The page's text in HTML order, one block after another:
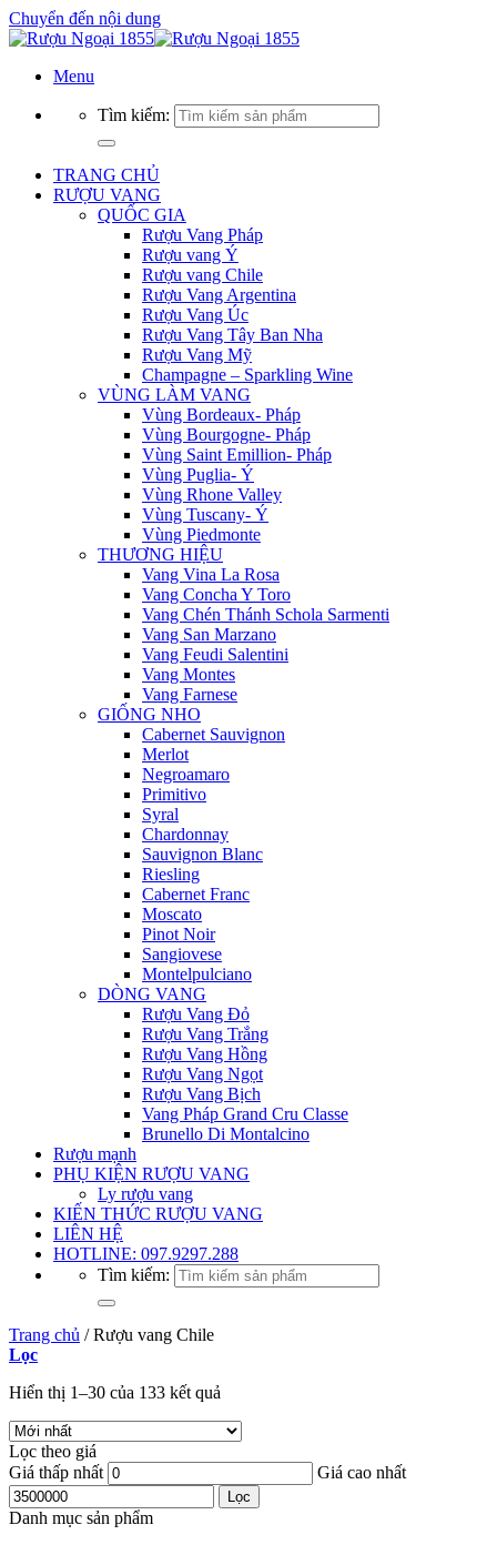
Chuyển đến nội dung
Menu
Tìm kiếm:
TRANG CHỦ
RƯỢU VANG
QUỐC GIA
Rượu Vang Pháp
Rượu vang Ý
Rượu vang Chile
Rượu Vang Argentina
Rượu Vang Úc
Rượu Vang Tây Ban Nha
Rượu Vang Mỹ
Champagne – Sparkling Wine
VÙNG LÀM VANG
Vùng Bordeaux- Pháp
Vùng Bourgogne- Pháp
Vùng Saint Emillion- Pháp
Vùng Puglia- Ý
Vùng Rhone Valley
Vùng Tuscany- Ý
Vùng Piedmonte
THƯƠNG HIỆU
Vang Vina La Rosa
Vang Concha Y Toro
Vang Chén Thánh Schola Sarmenti
Vang San Marzano
Vang Feudi Salentini
Vang Montes
Vang Farnese
GIỐNG NHO
Cabernet Sauvignon
Merlot
Negroamaro
Primitivo
Syral
Chardonnay
Sauvignon Blanc
Riesling
Cabernet Franc
Moscato
Pinot Noir
Sangiovese
Montelpulciano
DÒNG VANG
Rượu Vang Đỏ
Rượu Vang Trắng
Rượu Vang Hồng
Rượu Vang Ngọt
Rượu Vang Bịch
Vang Pháp Grand Cru Classe
Brunello Di Montalcino
Rượu mạnh
PHỤ KIỆN RƯỢU VANG
Ly rượu vang
KIẾN THỨC RƯỢU VANG
LIÊN HỆ
HOTLINE: 097.9297.288
Tìm kiếm:
Trang chủ /Rượu vang Chile
Lọc
Hiển thị 1–30 của 133 kết quả
Lọc theo giá
Giá thấp nhất
Giá cao nhất
Lọc
Danh mục sản phẩm